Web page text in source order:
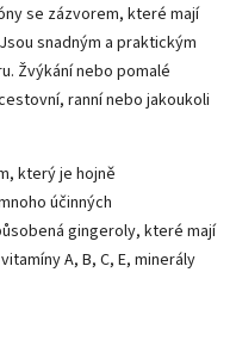
se zázvorem, které mají
snadným a praktickým
Žvýkání nebo pomalé
ranní nebo jakoukoli
který je hojně
účinných
gingeroly, které mají
A, B, C, E, minerály